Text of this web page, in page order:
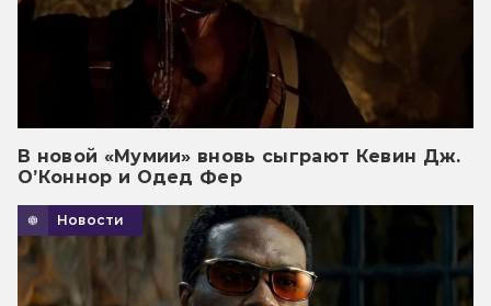
В новой «Мумии» вновь сыграют Кевин Дж.
О’Коннор и Одед Фер
Новости